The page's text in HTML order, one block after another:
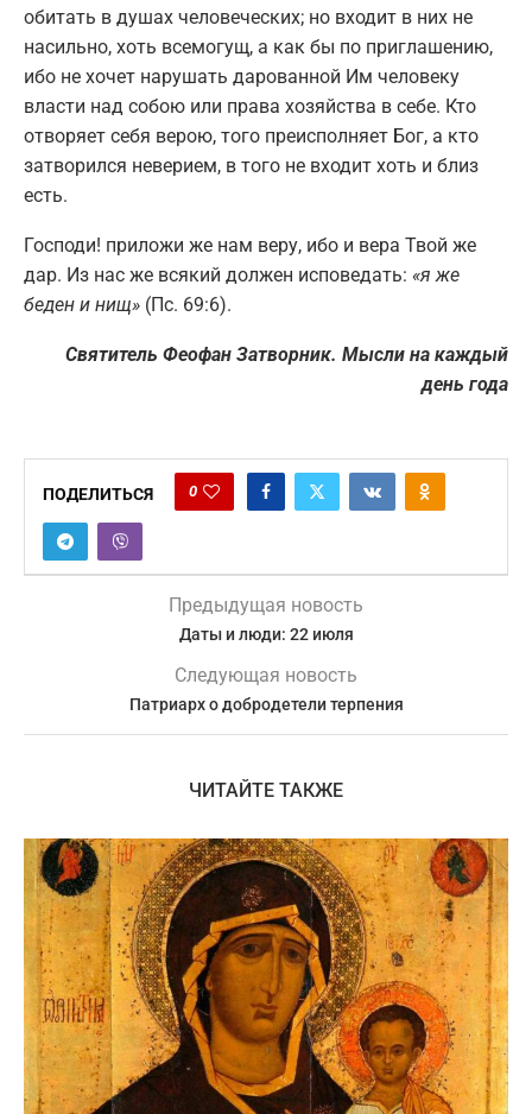
обитать в душах человеческих; но входит в них не
насильно, хоть всемогущ, а как бы по приглашению,
ибо не хочет нарушать дарованной Им человеку
власти над собою или права хозяйства в себе. Кто
отворяет себя верою, того преисполняет Бог, а кто
затворился неверием, в того не входит хоть и близ
есть.
Господи! приложи же нам веру, ибо и вера Твой же
дар. Из нас же всякий должен исповедать: «я же
беден и нищ» (Пс. 69:6).
Святитель Феофан Затворник. Мысли на каждый
день года
ПОДЕЛИТЬСЯ 0
Предыдущая новость
Даты и люди: 22 июля
Следующая новость
Патриарх о добродетели терпения
ЧИТАЙТЕ ТАКЖЕ